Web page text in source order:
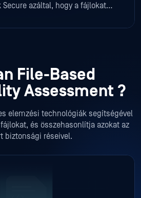
a fájlokat
File-Based
Assessment ?
elemzési technológiák segítségével
fájlokat, és összehasonlítja azokat az
biztonsági réseivel.